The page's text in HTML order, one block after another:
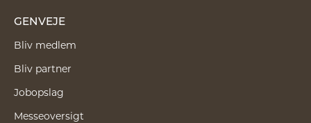
GENVEJE
Bliv medlem
Bliv partner
Jobopslag
Messeoversigt